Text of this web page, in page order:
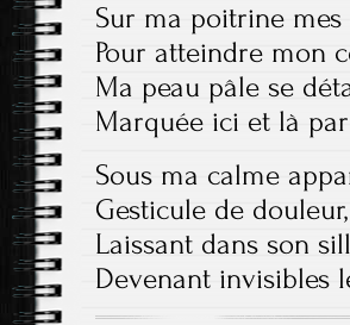
Sur ma poitrine
Pour atteindre mon
Ma peau pâle se
Marquée ici et là
Sous ma calme
Gesticule de
Laissant dans son
Devenant invisibles